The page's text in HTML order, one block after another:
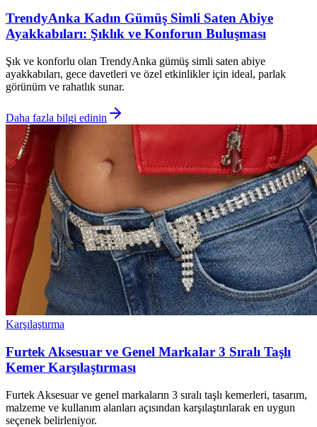
TrendyAnka Kadın Gümüş Simli Saten Abiye
Ayakkabıları: Şıklık ve Konforun Buluşması
Şık ve konforlu olan TrendyAnka gümüş simli saten abiye
ayakkabıları, gece davetleri ve özel etkinlikler için ideal, parlak
görünüm ve rahatlık sunar.
Daha fazla bilgi edinin
Karşılaştırma
Furtek Aksesuar ve Genel Markalar 3 Sıralı Taşlı
Kemer Karşılaştırması
Furtek Aksesuar ve genel markaların 3 sıralı taşlı kemerleri, tasarım,
malzeme ve kullanım alanları açısından karşılaştırılarak en uygun
seçenek belirleniyor.